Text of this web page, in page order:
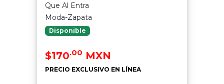
Que Al Entra
Moda-Zapata
Disponible
$170.00 MXN
PRECIO EXCLUSIVO EN LÍNEA